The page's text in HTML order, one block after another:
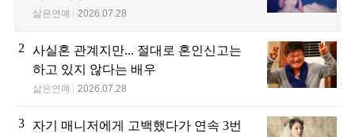
삶은연예 2026.07.28
2
사실혼 관계지만... 절대로 혼인신고는
하고 있지 않다는 배우
삶은연예 2026.07.28
3
자기 매니저에게 고백했다가 연속 3번